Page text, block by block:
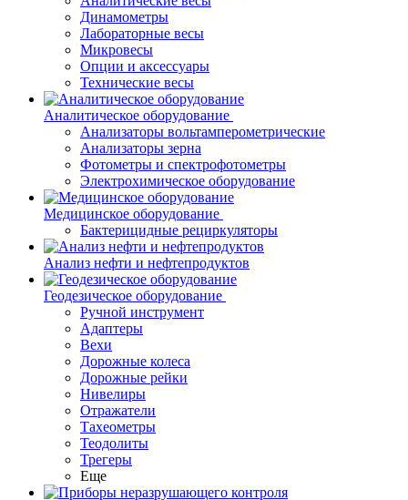
Динамометры
Лабораторные весы
Микровесы
Опции и аксессуары
Технические весы
Аналитическое оборудование
Анализаторы вольтамперометрические
Анализаторы зерна
Фотометры и спектрофотометры
Электрохимическое оборудование
Медицинское оборудование
Бактерицидные рециркуляторы
Анализ нефти и нефтепродуктов
Геодезическое оборудование
Ручной инструмент
Адаптеры
Вехи
Дорожные колеса
Дорожные рейки
Нивелиры
Отражатели
Тахеометры
Теодолиты
Трегеры
Еще